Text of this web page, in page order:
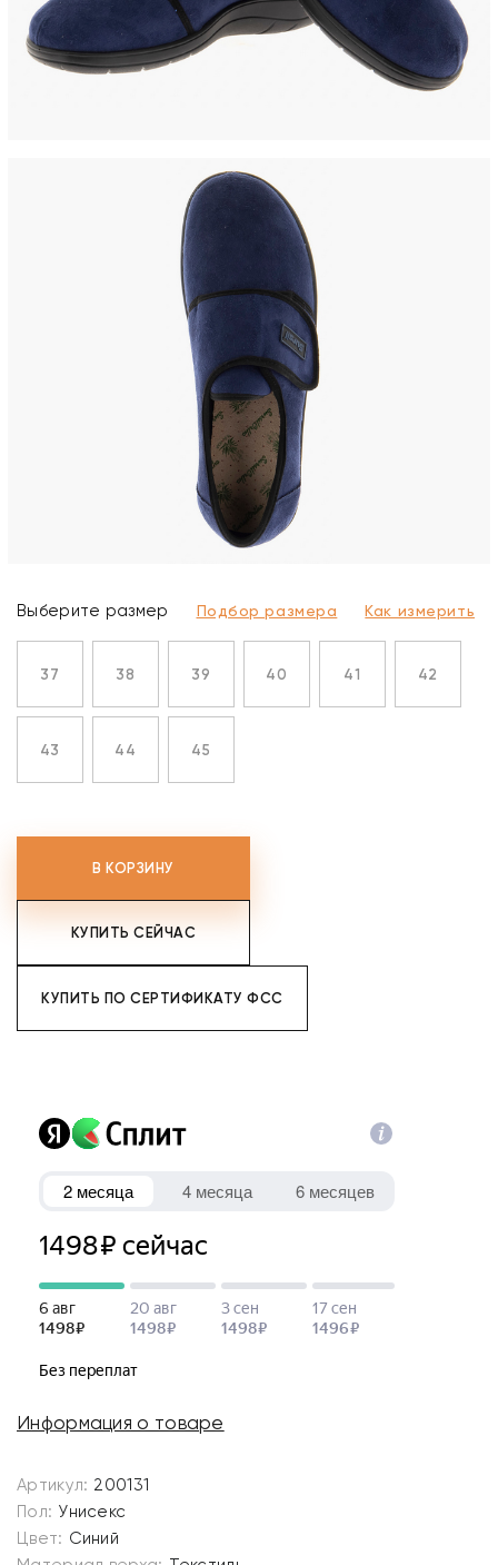
Выберите размер Подбор размера Как измерить
37 38 39 40 41 42
43 44 45
В КОРЗИНУ
КУПИТЬ СЕЙЧАС
КУПИТЬ ПО СЕРТИФИКАТУ ФСС
Информация о товаре
Артикул: 200131
Пол: Унисекс
Цвет: Синий